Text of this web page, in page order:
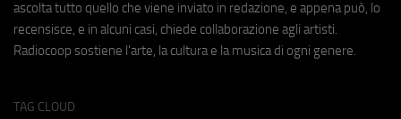
ascolta tutto quello che viene inviato in redazione, e appena può, lo
recensisce, e in alcuni casi, chiede collaborazione agli artisti.
Radiocoop sostiene l'arte, la cultura e la musica di ogni genere.
TAG CLOUD